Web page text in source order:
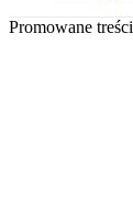
Promowane treści